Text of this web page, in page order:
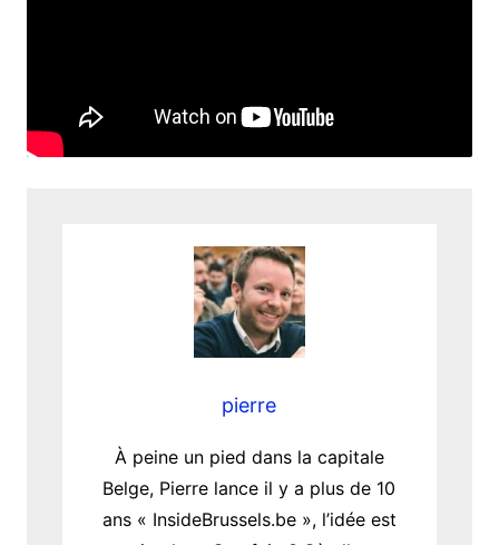
pierre
À peine un pied dans la capitale
Belge, Pierre lance il y a plus de 10
ans « InsideBrussels.be », l’idée est